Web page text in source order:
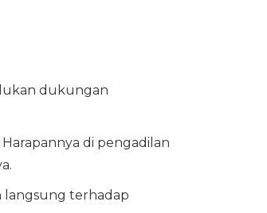
dukungan
di pengadilan
langsung terhadap